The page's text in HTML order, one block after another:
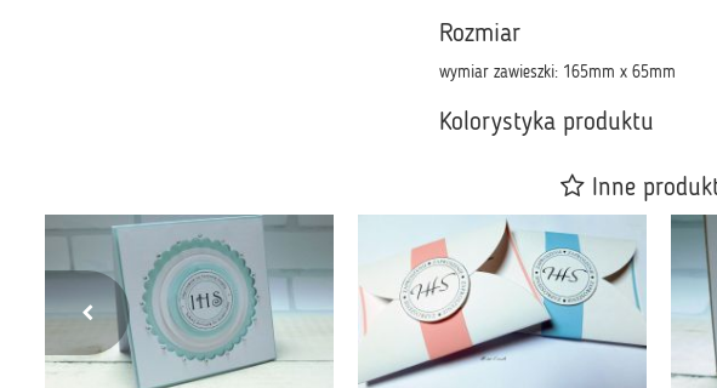
Rozmiar
wymiar zawieszki: 165mm x 65mm
Kolorystyka produktu
Inne